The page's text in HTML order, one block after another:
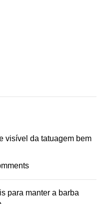
visível da tatuagem bem
para manter a barba